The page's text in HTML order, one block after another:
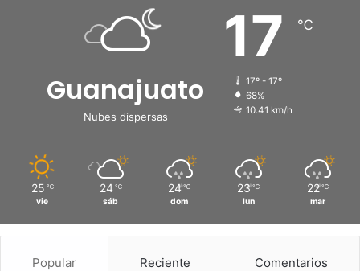
Guanajuato
Nubes dispersas
17 ℃
17º - 17º
68%
10.41 km/h
25 ℃
vie
24 ℃
sáb
24 ℃
dom
23 ℃
lun
22 ℃
mar
Popular Reciente Comentarios